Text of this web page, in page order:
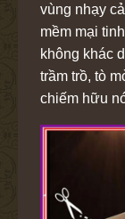
vùng nhạy
mềm mại
không khác
trầm trồ, tò
chiếm hữu